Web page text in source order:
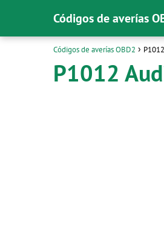
Códigos de averías
Códigos de averías OBD2
P1012